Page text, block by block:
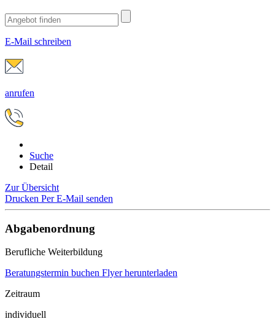
E-Mail schreiben
anrufen
Suche
Detail
Zur Übersicht
Drucken Per E-Mail senden
Abgabenordnung
Berufliche Weiterbildung
Beratungstermin buchen Flyer herunterladen
Zeitraum
individuell